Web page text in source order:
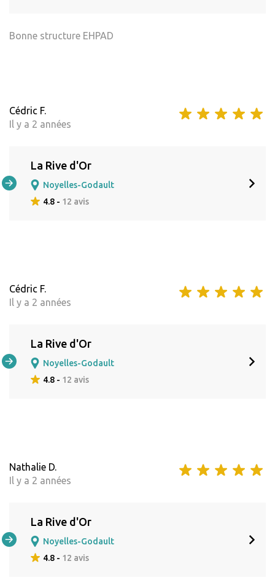
Bonne structure EHPAD
Cédric F.
Il y a 2 années
La Rive d'Or
Noyelles-Godault
4.8 - 12 avis
Cédric F.
Il y a 2 années
La Rive d'Or
Noyelles-Godault
4.8 - 12 avis
Nathalie D.
Il y a 2 années
La Rive d'Or
Noyelles-Godault
4.8 - 12 avis